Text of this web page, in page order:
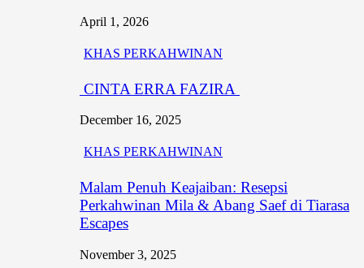
April 1, 2026
KHAS PERKAHWINAN
CINTA ERRA FAZIRA
December 16, 2025
KHAS PERKAHWINAN
Malam Penuh Keajaiban: Resepsi
Perkahwinan Mila & Abang Saef di Tiarasa
Escapes
November 3, 2025